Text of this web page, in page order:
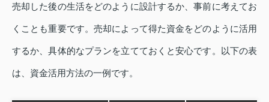
売却した後の生活をどのように設計するか、事前に考えてお
くことも重要です。売却によって得た資金をどのように活用
するか、具体的なプランを立てておくと安心です。以下の表
は、資金活用方法の一例です。